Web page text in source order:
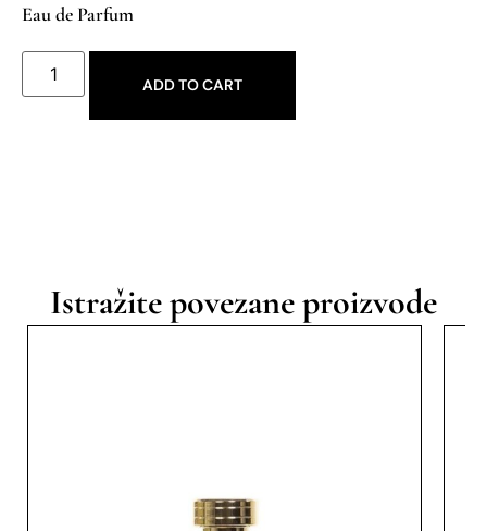
Eau de Parfum
ADD TO CART
Istražite povezane proizvode